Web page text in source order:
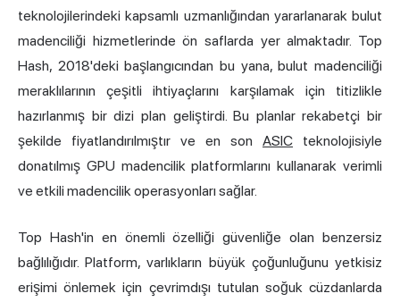
teknolojilerindeki kapsamlı uzmanlığından yararlanarak bulut
madenciliği hizmetlerinde ön saflarda yer almaktadır. Top
Hash, 2018'deki başlangıcından bu yana, bulut madenciliği
meraklılarının çeşitli ihtiyaçlarını karşılamak için titizlikle
hazırlanmış bir dizi plan geliştirdi. Bu planlar rekabetçi bir
şekilde fiyatlandırılmıştır ve en son ASIC teknolojisiyle
donatılmış GPU madencilik platformlarını kullanarak verimli
ve etkili madencilik operasyonları sağlar.
Top Hash'in en önemli özelliği güvenliğe olan benzersiz
bağlılığıdır. Platform, varlıkların büyük çoğunluğunu yetkisiz
erişimi önlemek için çevrimdışı tutulan soğuk cüzdanlarda